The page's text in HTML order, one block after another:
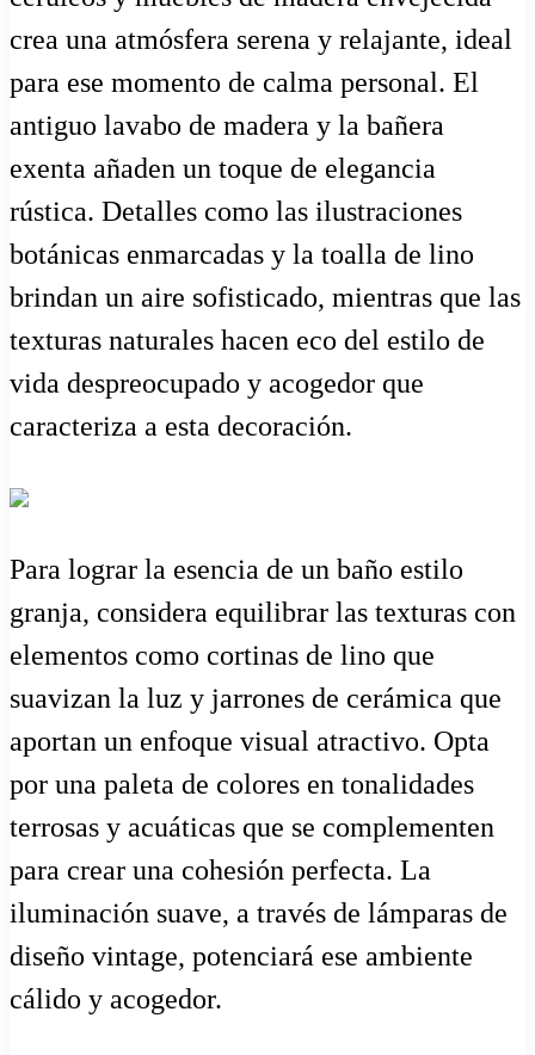
crea una atmósfera serena y relajante, ideal
para ese momento de calma personal. El
antiguo lavabo de madera y la bañera
exenta añaden un toque de elegancia
rústica. Detalles como las ilustraciones
botánicas enmarcadas y la toalla de lino
brindan un aire sofisticado, mientras que las
texturas naturales hacen eco del estilo de
vida despreocupado y acogedor que
caracteriza a esta decoración.
Para lograr la esencia de un baño estilo
granja, considera equilibrar las texturas con
elementos como cortinas de lino que
suavizan la luz y jarrones de cerámica que
aportan un enfoque visual atractivo. Opta
por una paleta de colores en tonalidades
terrosas y acuáticas que se complementen
para crear una cohesión perfecta. La
iluminación suave, a través de lámparas de
diseño vintage, potenciará ese ambiente
cálido y acogedor.